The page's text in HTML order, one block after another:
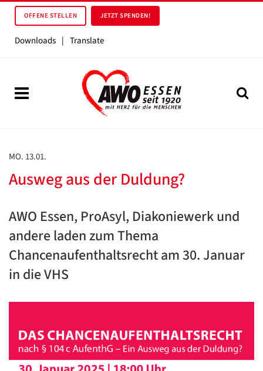
OFFENE STELLEN JETZT SPENDEN!
Downloads | Translate
MO. 13.01.
Ausweg aus der Duldung?
AWO Essen, ProAsyl, Diakoniewerk und
andere laden zum Thema
Chancenaufenthaltsrecht am 30. Januar
in die VHS